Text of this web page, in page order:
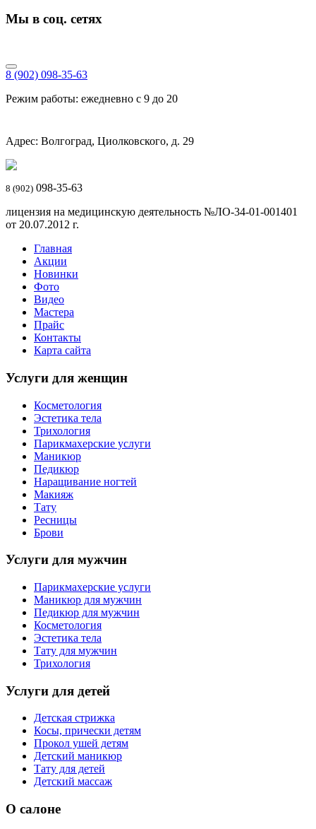
Мы в соц. сетях
8 (902) 098-35-63
Режим работы: ежедневно с 9 до 20
Адрес: Волгоград, Циолковского, д. 29
8 (902) 098-35-63
лицензия на медицинскую деятельность №ЛО-34-01-001401
от 20.07.2012 г.
Главная
Акции
Новинки
Фото
Видео
Мастера
Прайс
Контакты
Карта сайта
Услуги для женщин
Косметология
Эстетика тела
Трихология
Парикмахерские услуги
Маникюр
Педикюр
Наращивание ногтей
Макияж
Тату
Ресницы
Брови
Услуги для мужчин
Парикмахерские услуги
Маникюр для мужчин
Педикюр для мужчин
Косметология
Эстетика тела
Тату для мужчин
Трихология
Услуги для детей
Детская стрижка
Косы, прически детям
Прокол ушей детям
Детский маникюр
Тату для детей
Детский массаж
О салоне